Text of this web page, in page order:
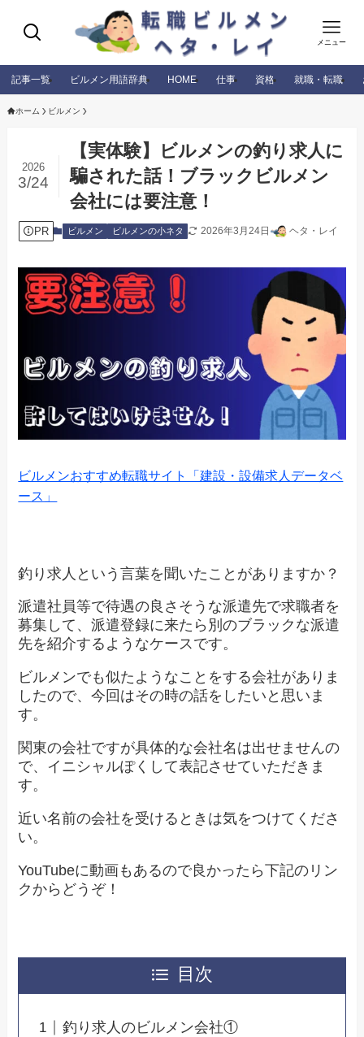
メニュー
記事一覧 ビルメン用語辞典 HOME 仕事 資格 就職・転職
ホーム ビルメン
【実体験】ビルメンの釣り求人に
騙された話！ブラックビルメン
会社には要注意！
2026
3/24
PR ビルメン ビルメンの小ネタ 2026年3月24日 ヘタ・レイ
ビルメンおすすめ転職サイト「建設・設備求人データベ
ース」
釣り求人という言葉を聞いたことがありますか？
派遣社員等で待遇の良さそうな派遣先で求職者を
募集して、派遣登録に来たら別のブラックな派遣
先を紹介するようなケースです。
ビルメンでも似たようなことをする会社がありま
したので、今回はその時の話をしたいと思いま
す。
関東の会社ですが具体的な会社名は出せませんの
で、イニシャルぽくして表記させていただきま
す。
近い名前の会社を受けるときは気をつけてくださ
い。
YouTubeに動画もあるので良かったら下記のリン
クからどうぞ！
目次
釣り求人のビルメン会社①